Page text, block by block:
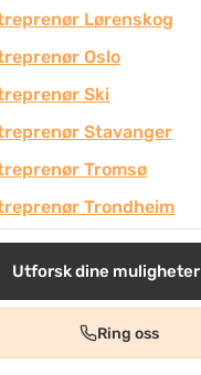
Lørenskog
Oslo
Ski
Stavanger
Tromsø
Trondheim
Ålesund
Utforsk dine muligheter
Ring oss